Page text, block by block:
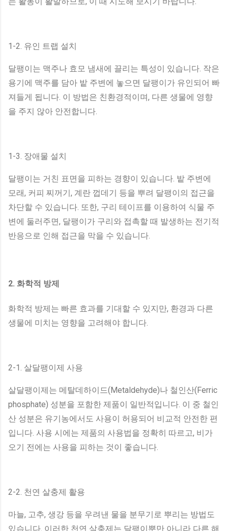
1-2. 유인 트랩 설치
달팽이는 맥주나 효모 냄새에 끌리는 특성이 있습니다. 작은
용기에 맥주를 담아 밭 주변에 놓으면 달팽이가 유인되어 빠
져들게 됩니다. 이 방법은 친환경적이며, 다른 생물에 영향
을 주지 않아 안전합니다.
1-3. 장애물 설치
달팽이는 거친 표면을 피하는 경향이 있습니다. 밭 주변에
모래, 커피 찌꺼기, 계란 껍데기 등을 뿌려 달팽이의 접근을
차단할 수 있습니다. 또한, 구리 테이프를 이용하여 식물 주
변에 둘러주면, 달팽이가 구리와 접촉할 때 발생하는 전기적
반응으로 인해 접근을 막을 수 있습니다.
2. 화학적 방제
화학적 방제는 빠른 효과를 기대할 수 있지만, 환경과 다른
생물에 미치는 영향을 고려해야 합니다.
2-1. 살달팽이제 사용
살달팽이제는 메탈데하이드(Metaldehyde)나 철인산(Ferric
phosphate) 성분을 포함한 제품이 일반적입니다. 이 중 철인
산 성분은 유기농에서도 사용이 허용되어 비교적 안전한 편
입니다. 사용 시에는 제품의 사용법을 정확히 따르고, 비가
오기 전에는 사용을 피하는 것이 좋습니다.
2-2. 천연 살충제 활용
마늘, 고추, 생강 등을 우려낸 물을 분무기로 뿌리는 방법도
있습니다. 이러한 천연 살충제는 달팽이뿐만 아니라 다른 해